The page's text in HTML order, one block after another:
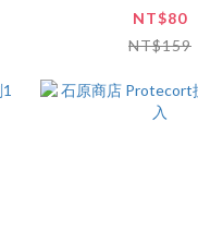
NT$80
NT$159